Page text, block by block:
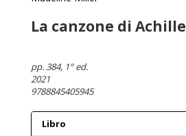
La canzone di Achille
pp. 384, 1° ed.
2021
9788845405945
Libro